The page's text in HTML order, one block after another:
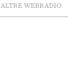
ALTRE WEBRADIO